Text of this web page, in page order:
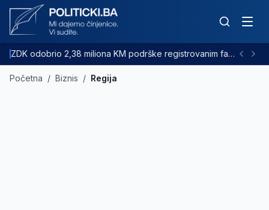
ZDK odobrio 2,38 miliona KM podrške registrovanim farmama goveda
Početna / Biznis / Regija